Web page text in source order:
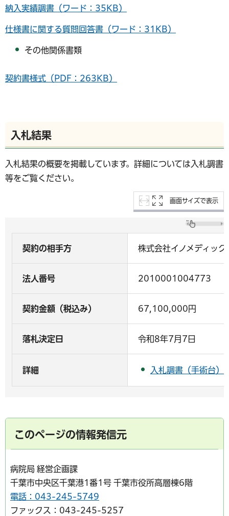
納入実績調書（ワード：35KB）
仕様書に関する質問回答書（ワード：31KB）
その他関係書類
契約書様式（PDF：263KB）
入札結果
入札結果の概要を掲載しています。詳細については入札調書
等をご覧ください。
画面サイズで表示
契約の相手方 株式会社イノメディック
法人番号 2010001004773
契約金額（税込み） 67,100,000円
落札決定日 令和8年7月7日
詳細 入札調書（手術台
このページの情報発信元
病院局 経営企画課
千葉市中央区千葉港1番1号 千葉市役所高層棟6階
電話：043-245-5749
ファックス：043-245-5257